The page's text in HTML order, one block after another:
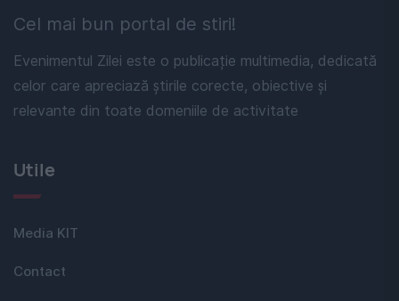
Cel mai bun portal de stiri!
Evenimentul Zilei este o publicație multimedia, dedicată
celor care apreciază știrile corecte, obiective și
relevante din toate domeniile de activitate
Utile
Media KIT
Contact